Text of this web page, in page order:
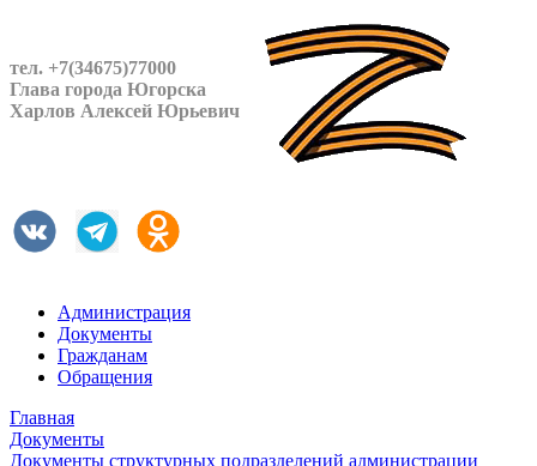
тел. +7(34675)77000
Глава города Югорска
Харлов Алексей Юрьевич
Администрация
Документы
Гражданам
Обращения
Главная
Документы
Документы структурных подразделений администрации